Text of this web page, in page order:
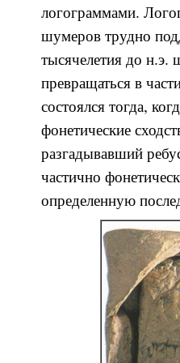
логограммами.
шумеров трудно
тысячелетия до н.э.
превращаться в
состоялся тогда,
фонетические
разгадывавший
частично
определенную